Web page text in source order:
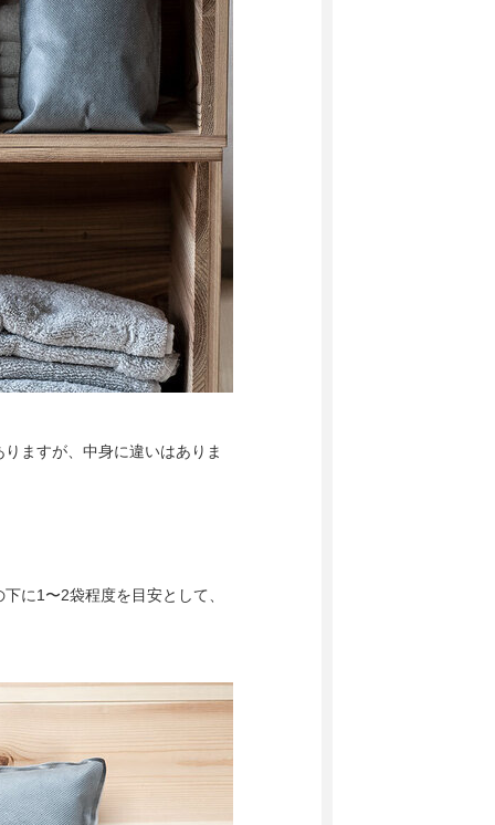
ますが、中身に違いはありま
に1〜2袋程度を目安として、